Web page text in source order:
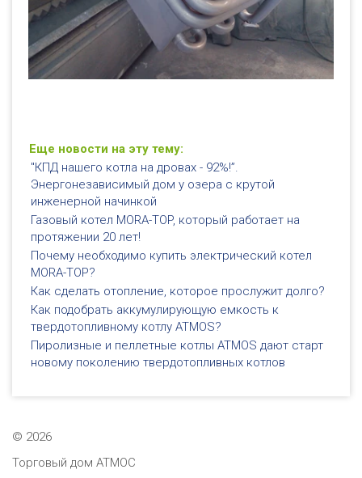
Еще новости на эту тему:
"КПД нашего котла на дровах - 92%!”.
Энергонезависимый дом у озера с крутой
инженерной начинкой
Газовый котел MORA-TOP, который работает на
протяжении 20 лет!
Почему необходимо купить электрический котел
MORA-TOP?
Как сделать отопление, которое прослужит долго?
Как подобрать аккумулирующую емкость к
твердотопливному котлу ATMOS?
Пиролизные и пеллетные котлы ATMOS дают старт
новому поколению твердотопливных котлов
© 2026
Торговый дом АТМОС